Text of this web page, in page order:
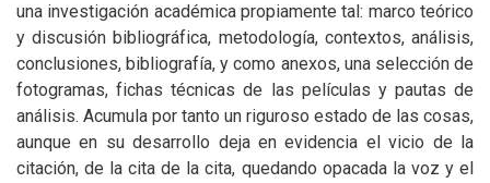
una investigación académica propiamente tal: marco teórico
y discusión bibliográfica, metodología, contextos, análisis,
conclusiones, bibliografía, y como anexos, una selección de
fotogramas, fichas técnicas de las películas y pautas de
análisis. Acumula por tanto un riguroso estado de las cosas,
aunque en su desarrollo deja en evidencia el vicio de la
citación, de la cita de la cita, quedando opacada la voz y el